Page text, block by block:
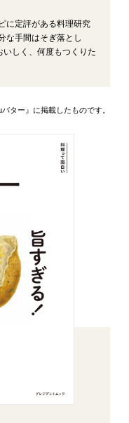
に定評がある料理研究
な手間はそぎ落とし
いしく、何度もつくりた
ター』に掲載したものです。